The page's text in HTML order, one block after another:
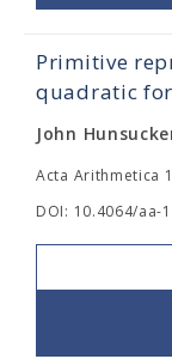
Primitive
quadratic
John
Acta Arithmetica
DOI: 10.4064/aa-